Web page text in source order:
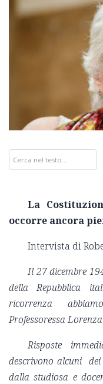
La
occorre ancora
Intervista di
Il 27 dicembre
della Repubblica
ricorrenza
Professoressa
Risposte
descrivono alcuni
dalla studiosa e